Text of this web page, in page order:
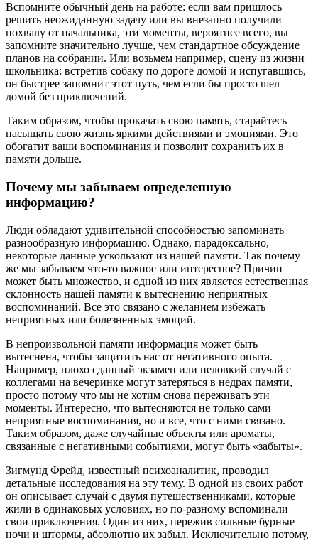
Вспомните обычный день на работе: если вам пришлось
решить неожиданную задачу или вы внезапно получили
похвалу от начальника, эти моменты, вероятнее всего, вы
запомните значительно лучше, чем стандартное обсуждение
планов на собрании. Или возьмем например, сцену из жизни
школьника: встретив собаку по дороге домой и испугавшись,
он быстрее запомнит этот путь, чем если бы просто шел
домой без приключений.
Таким образом, чтобы прокачать свою память, старайтесь
насыщать свою жизнь яркими действиями и эмоциями. Это
обогатит ваши воспоминания и позволит сохранить их в
памяти дольше.
Почему мы забываем определенную
информацию?
Люди обладают удивительной способностью запоминать
разнообразную информацию. Однако, парадоксально,
некоторые данные ускользают из нашей памяти. Так почему
же мы забываем что-то важное или интересное? Причин
может быть множество, и одной из них является естественная
склонность нашей памяти к вытеснению неприятных
воспоминаний. Все это связано с желанием избежать
неприятных или болезненных эмоций.
В непроизвольной памяти информация может быть
вытеснена, чтобы защитить нас от негативного опыта.
Например, плохо сданный экзамен или неловкий случай с
коллегами на вечеринке могут затеряться в недрах памяти,
просто потому что мы не хотим снова переживать эти
моменты. Интересно, что вытесняются не только сами
неприятные воспоминания, но и все, что с ними связано.
Таким образом, даже случайные объекты или ароматы,
связанные с негативными событиями, могут быть «забыты».
Зигмунд Фрейд, известный психоаналитик, проводил
детальные исследования на эту тему. В одной из своих работ
он описывает случай с двумя путешественниками, которые
жили в одинаковых условиях, но по-разному вспоминали
свои приключения. Один из них, пережив сильные бурные
ночи и штормы, абсолютно их забыл. Исключительно потому,